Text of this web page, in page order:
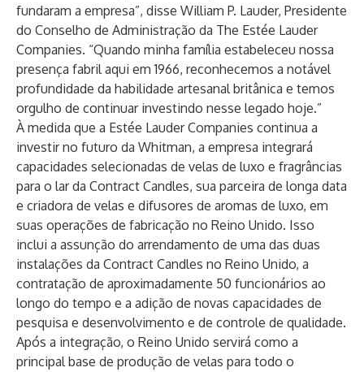
fundaram a empresa”, disse William P. Lauder, Presidente
do Conselho de Administração da The Estée Lauder
Companies. “Quando minha família estabeleceu nossa
presença fabril aqui em 1966, reconhecemos a notável
profundidade da habilidade artesanal britânica e temos
orgulho de continuar investindo nesse legado hoje.”
À medida que a Estée Lauder Companies continua a
investir no futuro da Whitman, a empresa integrará
capacidades selecionadas de velas de luxo e fragrâncias
para o lar da Contract Candles, sua parceira de longa data
e criadora de velas e difusores de aromas de luxo, em
suas operações de fabricação no Reino Unido. Isso
inclui a assunção do arrendamento de uma das duas
instalações da Contract Candles no Reino Unido, a
contratação de aproximadamente 50 funcionários ao
longo do tempo e a adição de novas capacidades de
pesquisa e desenvolvimento e de controle de qualidade.
Após a integração, o Reino Unido servirá como a
principal base de produção de velas para todo o